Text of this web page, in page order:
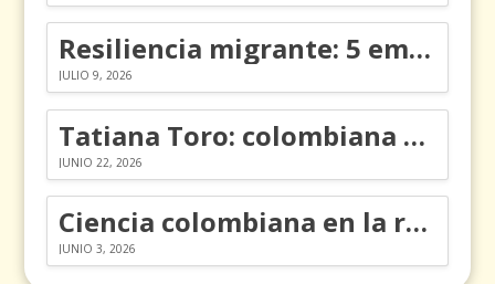
Resiliencia migrante: 5 emociones y cómo gestionarlas
JULIO 9, 2026
Tatiana Toro: colombiana que cambió la historia de las matemáticas
JUNIO 22, 2026
Ciencia colombiana en la revolución de los órganos en chips
JUNIO 3, 2026